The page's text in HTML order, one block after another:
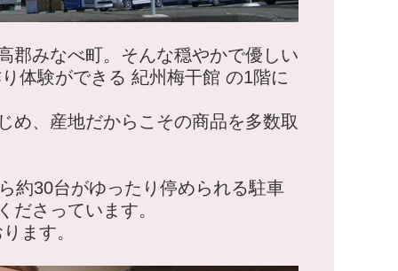
郡みなべ町。そんな穏やかで優しい
体験ができる 紀州梅干館 の1階に
め、産地だからこその商品を多数取
約30台がゆったり停められる駐車
ださっています。
ます。